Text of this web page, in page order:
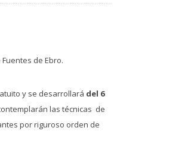
de Ebro.
y se desarrollará del 6
las técnicas de
por riguroso orden de